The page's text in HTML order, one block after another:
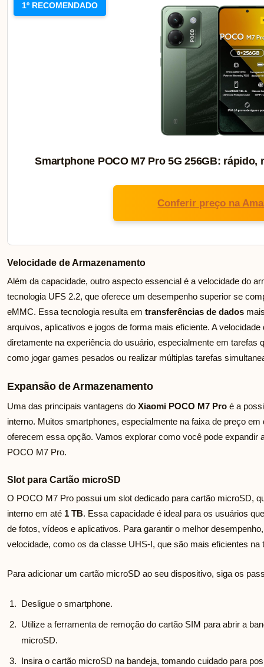
1º RECOMENDADO
Smartphone POCO M7 Pro 5G 256GB:
Conferir preço na
Velocidade de Armazenamento
Além da capacidade, outro aspecto essencial é a velocidade do
tecnologia UFS 2.2, que oferece um desempenho superior se
eMMC. Essa tecnologia resulta em transferências de dados
arquivos, aplicativos e jogos de forma mais eficiente. A
diretamente na experiência do usuário, especialmente em tarefas
como jogar games pesados ou realizar múltiplas tarefas
Expansão de Armazenamento
Uma das principais vantagens do Xiaomi POCO M7 Pro é a
interno. Muitos smartphones, especialmente na faixa de preço
oferecem essa opção. Vamos explorar como você pode expandir
POCO M7 Pro.
Slot para Cartão microSD
O POCO M7 Pro possui um slot dedicado para cartão microSD,
interno em até 1 TB. Essa capacidade é ideal para os usuários
de fotos, vídeos e aplicativos. Para garantir o melhor
velocidade, como os da classe UHS-I, que são mais eficientes na
Para adicionar um cartão microSD ao seu dispositivo, siga os
Desligue o smartphone.
Utilize a ferramenta de remoção do cartão SIM para abrir a
microSD.
Insira o cartão microSD na bandeja, tomando cuidado para